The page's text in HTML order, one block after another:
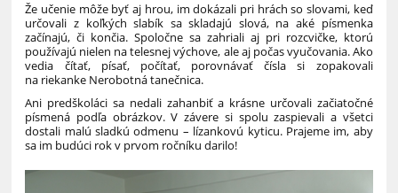
Že učenie môže byť aj hrou, im dokázali pri hrách so slovami, keď
určovali z koľkých slabík sa skladajú slová, na aké písmenka
začínajú, či končia. Spoločne sa zahriali aj pri rozcvičke, ktorú
používajú nielen na telesnej výchove, ale aj počas vyučovania. Ako
vedia čítať, písať, počítať, porovnávať čísla si zopakovali
na riekanke Nerobotná tanečnica.
Ani predškoláci sa nedali zahanbiť a krásne určovali začiatočné
písmená podľa obrázkov. V závere si spolu zaspievali a všetci
dostali malú sladkú odmenu – lízankovú kyticu. Prajeme im, aby
sa im budúci rok v prvom ročníku darilo!